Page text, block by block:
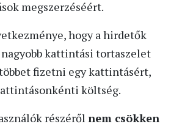
megszerzéséért.
hogy a hirdetők
kattintási tortaszelet
fizetni egy kattintásért,
költség.
részéről nem csökken